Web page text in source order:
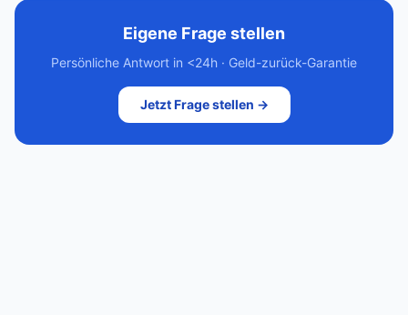
Eigene Frage stellen
Persönliche Antwort in <24h · Geld-zurück-Garantie
Jetzt Frage stellen →